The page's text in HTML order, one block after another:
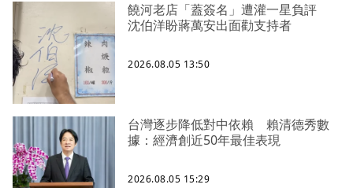
饒河老店「蓋簽名」遭灌一星負評
沈伯洋盼蔣萬安出面勸支持者
2026.08.05 13:50
台灣逐步降低對中依賴 賴清德秀數
據：經濟創近50年最佳表現
2026.08.05 15:29